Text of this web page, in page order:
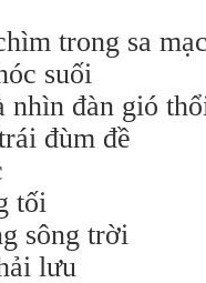
trong sa
suối
nhìn đàn gió
đùm đề
tối
sông trời
lưu